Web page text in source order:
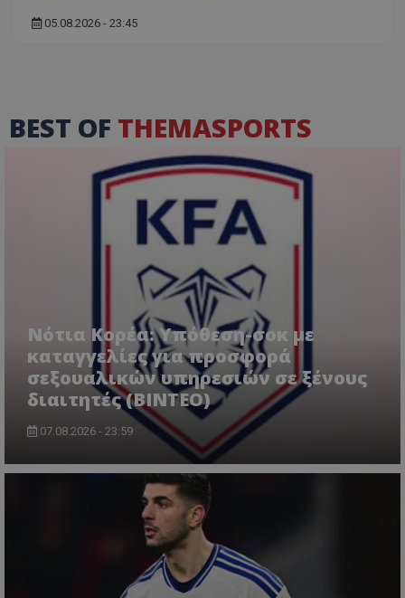
05.08.2026 - 23:45
BEST OF THEMASPORTS
Νότια Κορέα: Υπόθεση-σοκ με
καταγγελίες για προσφορά
σεξουαλικών υπηρεσιών σε ξένους
διαιτητές (BINTEO)
07.08.2026 - 23:59